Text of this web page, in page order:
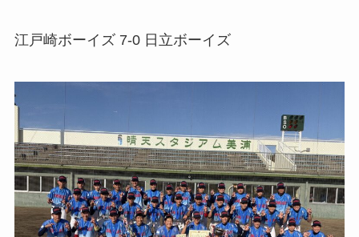
江戸崎ボーイズ 7-0 日立ボーイズ